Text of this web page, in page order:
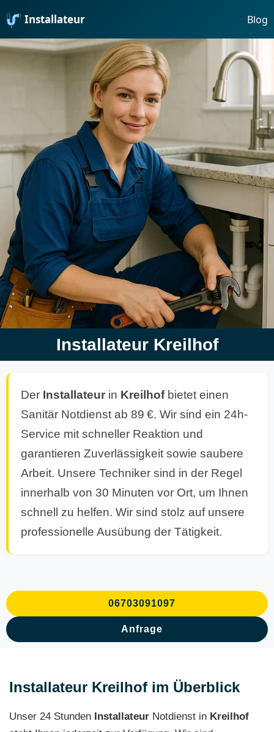
Installateur Blog
Installateur Kreilhof
Der Installateur in Kreilhofbietet einen
Sanitär Notdienst ab 89 €. Wir sind ein 24h-
Service mit schneller Reaktion und
garantieren Zuverlässigkeit sowie saubere
Arbeit. Unsere Techniker sind in der Regel
innerhalb von 30 Minuten vor Ort, um Ihnen
schnell zu helfen. Wir sind stolz auf unsere
professionelle Ausübung der Tätigkeit.
06703091097
Anfrage
Installateur Kreilhof im Überblick
Unser 24 Stunden Installateur Notdienst in Kreilhof